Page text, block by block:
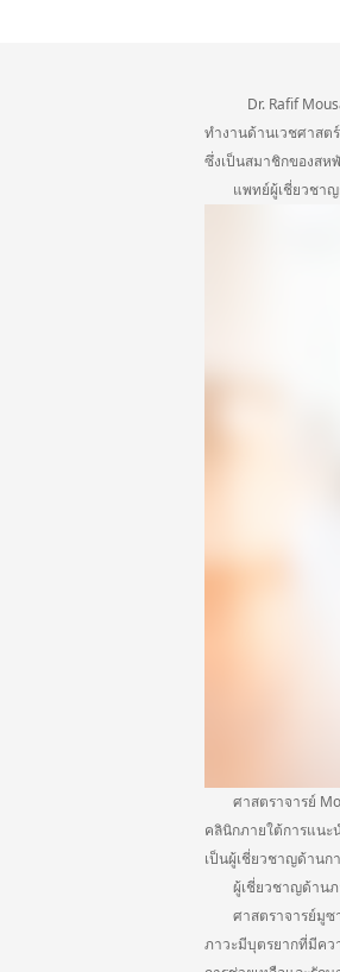
Dr. Rafif Mousa
ทำงานด้านเวชศาสต
ซึ่งเป็นสมาชิกของสห
แพทย์ผู้เชี่ยวชาญก
ศาสตราจารย์
คลินิกภายใต้การแนะ
เป็นผู้เชี่ยวชาญด้าน
ผู้เชี่ยวชาญด้านภา
ศาสตราจารย์มูซา
ภาวะมีบุตรยากที่มีคว